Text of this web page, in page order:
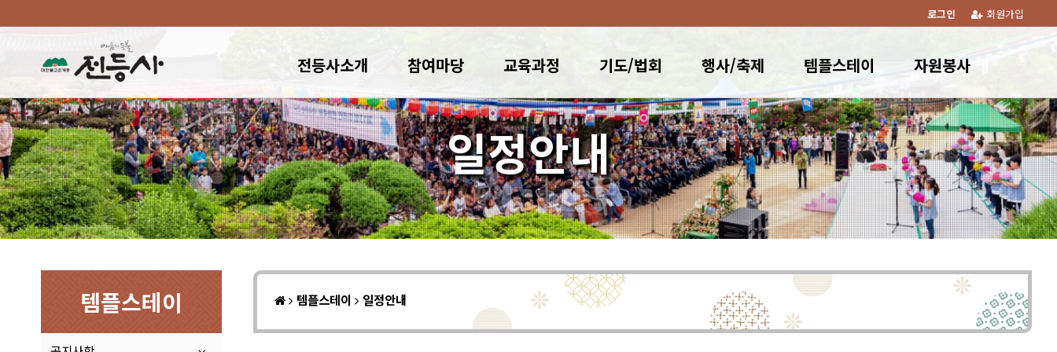
회원가입
로그인
전등사소개 참여마당 교육과정 기도/법회 행사/축제 템플스테이 자원봉사
일정안내
템플스테이 템플스테이 일정안내